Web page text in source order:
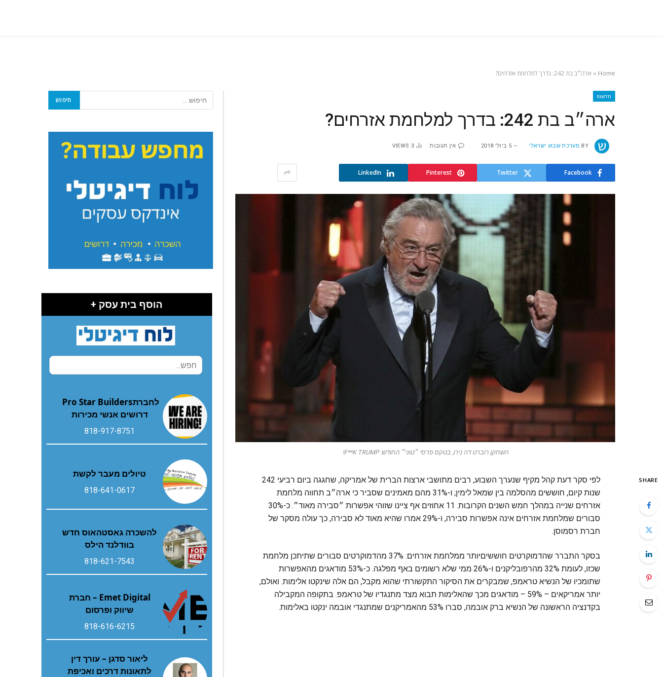
Home
» ארה״ב בת 242: בדרך למלחמת אזרחים?
חדשות
ארה״ב בת 242: בדרך למלחמת אזרחים?
BY מערכת שבוע ישראלי 5 ביולי 2018 אין תגובות 3
VIEWS
Facebook
Twitter
Pinterest
LinkedIn
השחקן רוברט דה נירו, בטקס פרסי ״טוני״ החודש: F**K TRUMP!
SHARE
לפי סקר דעת קהל מקיף שנערך השבוע, רבים מתושבי ארצות הברית של אמריקה, שחגגה ביום רביעי 242
שנות קיום, חוששים מהסלמה בין שמאל לימין; ו-31% מהם מאמינים שסביר כי ארה״ב תחווה מלחמת
אזרחים שנייה במהלך חמש השנים הקרובות. 11 אחוזים אף ציינו שזוהי אפשרות ״סבירה מאוד״. כ-30%
סבורים שמלחמת אזרחים אינה אפשרות סבירה, ו-29% אמרו שהיא מאוד לא סבירה, כך עולה מסקר של
חברת רסמוסן.
בסקר התברר שהדמוקרטים חוששיםיותר ממלחמת אזרחים: 37% מהדמוקרטים סבורים שתיתכן מלחמת
שכזו, לעומת 32% מהרפובליקנים ו-26% ממי שלא רשומים באף מפלגה. כ-53% מודאגים מהאפשרות
שתומכיו של הנשיא טראמפ, שמבקרים את הסיקור התקשורתי שהוא מקבל, הם אלה שינקטו אלימות. ואולם,
יותר אמריקאים – 59% – מודאגים מכך שהאלימות תבוא מצד מתנגדיו של טראמפ. בתקופה המקבילה
בקדנציה הראשונה של הנשיא ברק אובמה, סברו 53% מהאמריקנים שמתנגדי אובמה ינקטו באלימות.
הוסף בית עסק +
לחברת‭ ‬Pro Star Builders‭
‬דרושים‭ ‬אנשי‭ ‬מכירות
818-917-8751
טיולים מעבר לקשת
818-641-0617
להשכרה גאסטהאוס חדש
בוודלנד הילס
818-621-7543
Emet Digital – חברת
שיווק ופרסום
818-616-6215
ליאור סדגן – עורך דין
לתאונות דרכים ואכיפת